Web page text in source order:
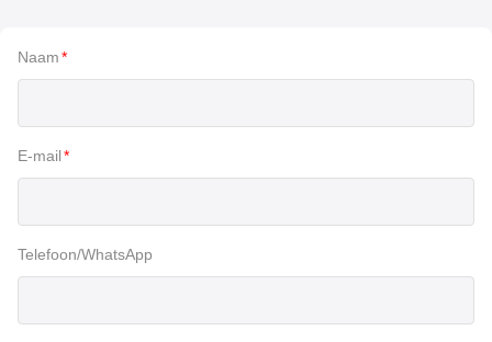
Naam*
E-mail*
Telefoon/WhatsApp